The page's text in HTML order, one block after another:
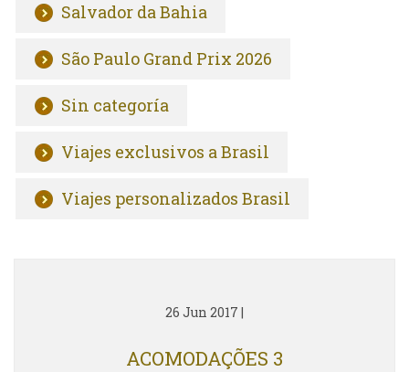
Salvador da Bahia
São Paulo Grand Prix 2026
Sin categoría
Viajes exclusivos a Brasil
Viajes personalizados Brasil
26 Jun 2017 |
ACOMODAÇÕES 3